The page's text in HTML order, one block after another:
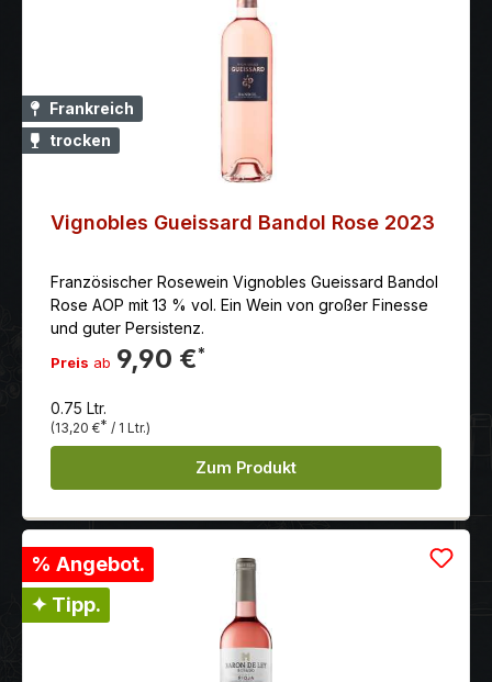
Frankreich
trocken
Vignobles Gueissard Bandol Rose 2023
Französischer Rosewein Vignobles Gueissard Bandol
Rose AOP mit 13 % vol. Ein Wein von großer Finesse
und guter Persistenz.
Preis ab 9,90 €*
0.75 Ltr.
(13,20 €* / 1 Ltr.)
Zum Produkt
% Angebot.
✦ Tipp.